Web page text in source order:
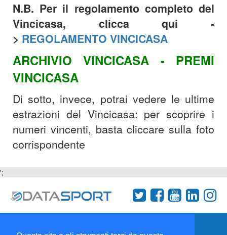
N.B. Per il regolamento completo del
Vincicasa, clicca qui -
> REGOLAMENTO VINCICASA
ARCHIVIO VINCICASA - PREMI
VINCICASA
Di sotto, invece, potrai vedere le ultime
estrazioni del Vincicasa: per scoprire i
numeri vincenti, basta cliccare sulla foto
corrispondente
';